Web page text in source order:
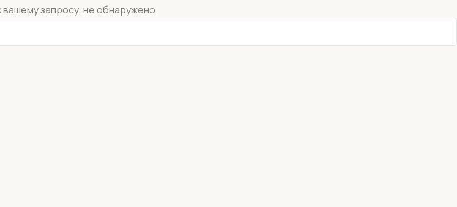
запросу, не обнаружено.